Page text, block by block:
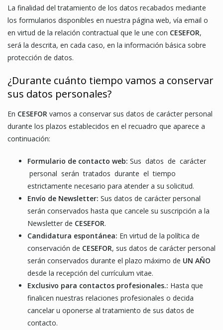
La finalidad del tratamiento de los datos recabados mediante
los formularios disponibles en nuestra página web, vía email o
en virtud de la relación contractual que le une con CESEFOR,
será la descrita, en cada caso, en la información básica sobre
protección de datos.
¿Durante cuánto tiempo vamos a conservar
sus datos personales?
En CESEFOR vamos a conservar sus datos de carácter personal
durante los plazos establecidos en el recuadro que aparece a
continuación:
Formulario de contacto web: Sus datos de carácter
personal serán tratados durante el tiempo
estrictamente necesario para atender a su solicitud.
Envío de Newsletter: Sus datos de carácter personal
serán conservados hasta que cancele su suscripción a la
Newsletter de CESEFOR.
Candidatura espontánea: En virtud de la política de
conservación de CESEFOR, sus datos de carácter personal
serán conservados durante el plazo máximo de UN AÑO
desde la recepción del currículum vitae.
Exclusivo para contactos profesionales.: Hasta que
finalicen nuestras relaciones profesionales o decida
cancelar u oponerse al tratamiento de sus datos de
contacto.